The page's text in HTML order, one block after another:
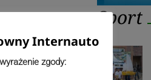
Sport
Internauto
zgody: